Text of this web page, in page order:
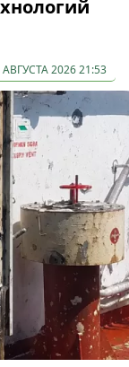
АВГУСТА 2026 21:53